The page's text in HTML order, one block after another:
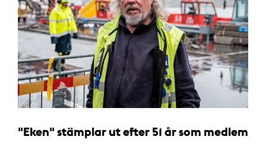
"Eken" stämplar ut efter 51 år som medlem